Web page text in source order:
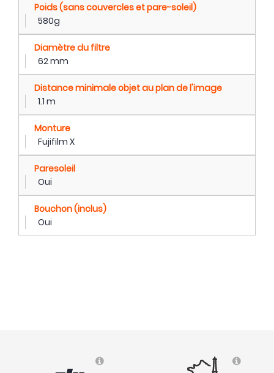
Poids (sans couvercles et pare-soleil)
580g
Diamètre du filtre
62 mm
Distance minimale objet au plan de l'image
1.1 m
Monture
Fujifilm X
Paresoleil
Oui
Bouchon (inclus)
Oui